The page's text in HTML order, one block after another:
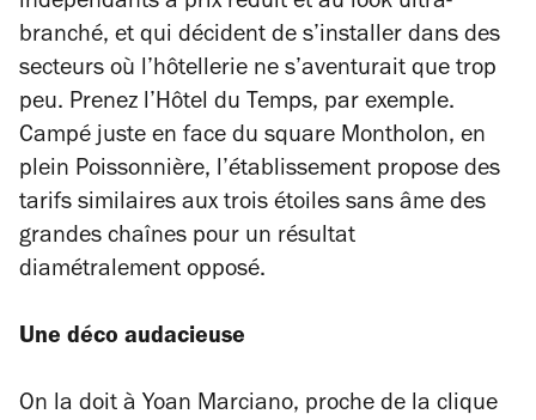
branché, et qui décident de s’installer dans des
secteurs où l’hôtellerie ne s’aventurait que trop
peu. Prenez l’Hôtel du Temps, par exemple.
Campé juste en face du square Montholon, en
plein Poissonnière, l’établissement propose des
tarifs similaires aux trois étoiles sans âme des
grandes chaînes pour un résultat
diamétralement opposé.
Une déco audacieuse
On la doit à Yoan Marciano, proche de la clique